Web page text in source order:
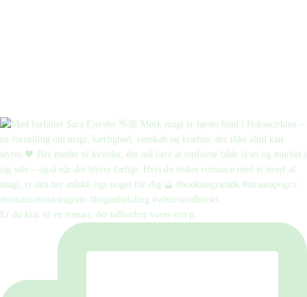
Er du klar til en roman, der udfordrer vores syn p